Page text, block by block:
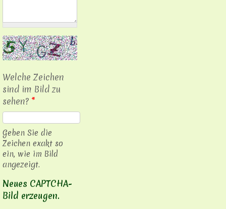
Welche Zeichen
sind im Bild zu
sehen? *
Geben Sie die
Zeichen exakt so
ein, wie im Bild
angezeigt.
Neues CAPTCHA-
Bild erzeugen.